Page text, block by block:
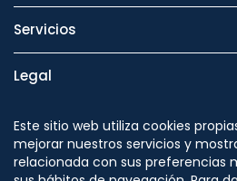
Servicios
Legal
Seguridad
Este sitio web utiliza cookies
mejorar nuestros servicios y
relacionada con sus preferencias